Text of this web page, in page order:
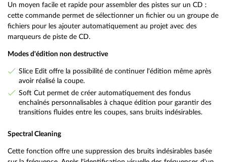
Un moyen facile et rapide pour assembler des pistes sur un CD :
cette commande permet de sélectionner un fichier ou un groupe de
fichiers pour les ajouter automatiquement au projet avec des
marqueurs de piste de CD.
Modes d'édition non destructive
Slice Edit offre la possibilité de continuer l'édition même après
avoir réalisé la coupe.
Soft Cut permet de créer automatiquement des fondus
enchaînés personnalisables à chaque édition pour garantir des
transitions fluides entre les coupes, sans bruits indésirables.
Spectral Cleaning
Cette fonction offre une suppression des bruits indésirables basée